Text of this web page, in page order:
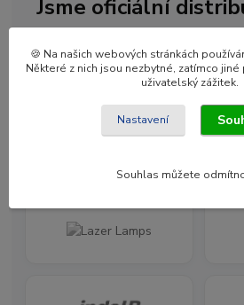
Jsme oficiální
🍪 Na našich webových stránkách
Některé z nich jsou nezbytné, zatímco
uživatelský zážitek.
Nastavení
Souhlas můžete